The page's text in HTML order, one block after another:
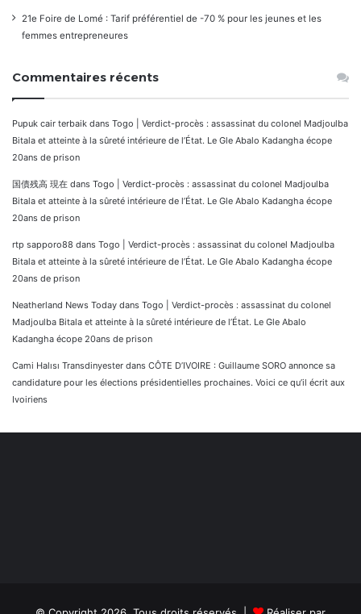
21e Foire de Lomé : Tarif préférentiel de -70 % pour les jeunes et les
femmes entrepreneures
Commentaires récents
Pupuk cair terbaik dans Togo | Verdict-procès : assassinat du colonel Madjoulba
Bitala et atteinte à la sûreté intérieure de l’État. Le Gle Abalo Kadangha écope
20ans de prison
国債残高 現在 dans Togo | Verdict-procès : assassinat du colonel Madjoulba
Bitala et atteinte à la sûreté intérieure de l’État. Le Gle Abalo Kadangha écope
20ans de prison
rtp sapporo88 dans Togo | Verdict-procès : assassinat du colonel Madjoulba
Bitala et atteinte à la sûreté intérieure de l’État. Le Gle Abalo Kadangha écope
20ans de prison
Neatherland News Today dans Togo | Verdict-procès : assassinat du colonel
Madjoulba Bitala et atteinte à la sûreté intérieure de l’État. Le Gle Abalo
Kadangha écope 20ans de prison
Cami Halısı Transdinyester dans CÔTE D’IVOIRE : Guillaume SORO annonce sa
candidature pour les élections présidentielles prochaines. Voici ce qu’il écrit aux
Ivoiriens